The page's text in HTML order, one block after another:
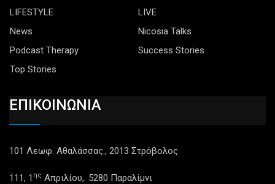
LIFESTYLE
LIVE
News
Nicosia Talks
Podcast Therapy
Success Stories
Top Stories
ΕΠΙΚΟΙΝΩΝΙΑ
101 Λεωφ. Αθαλάσσας., 2013 Στρόβολος
111, 1 ης Απριλίου,. 5280 Παραλίμνι